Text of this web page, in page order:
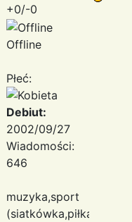
+0/-0
Offline
Płeć:
Debiut:
2002/09/27
Wiadomości:
646
muzyka,sport
(siatkówka,piłka